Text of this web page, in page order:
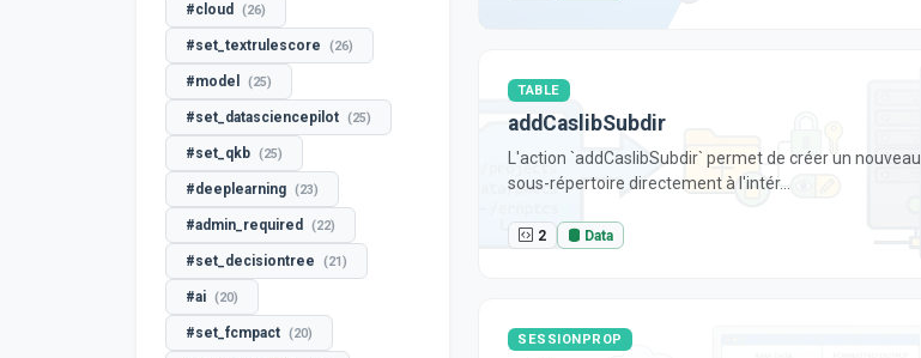
#cloud (26)
#set_textrulescore (26)
#model (25)
#set_datasciencepilot (25)
#set_qkb (25)
#deeplearning (23)
#admin_required (22)
#set_decisiontree (21)
#ai (20)
#set_fcmpact (20)
TABLE
addCaslibSubdir
L'action `addCaslibSubdir` permet de créer un nouveau
sous-répertoire directement à l'intér...
2 Data
SESSIONPROP